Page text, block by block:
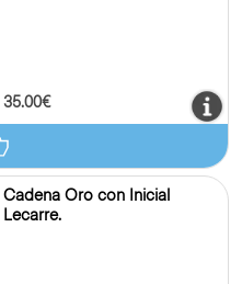
35.00€
Cadena Oro con Inicial
Lecarre.